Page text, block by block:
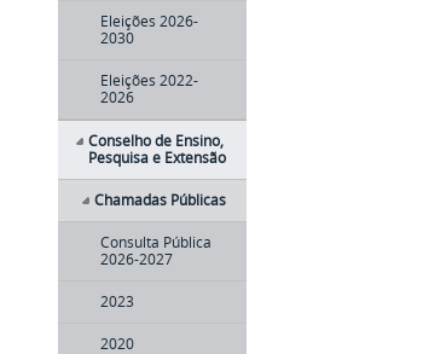
Eleições 2026-
2030
Eleições 2022-
2026
Conselho de Ensino,
Pesquisa e Extensão
Chamadas Públicas
Consulta Pública
2026-2027
2023
2020